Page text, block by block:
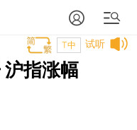
试听
T中
指涨幅